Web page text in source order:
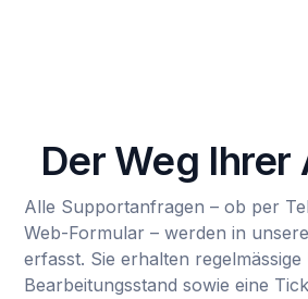
Der Weg Ihrer
Alle Supportanfragen – ob per
Web-Formular – werden in
erfasst. Sie erhalten
Bearbeitungsstand sowie eine